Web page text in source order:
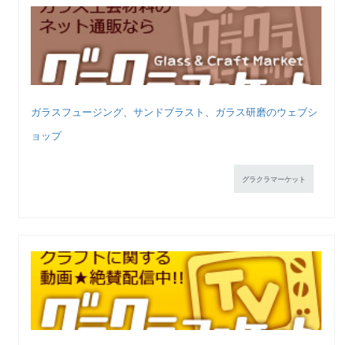
ガラスフュージング、サンドブラスト、ガラス研磨のウェブシ
ョップ
グラクラマーケット